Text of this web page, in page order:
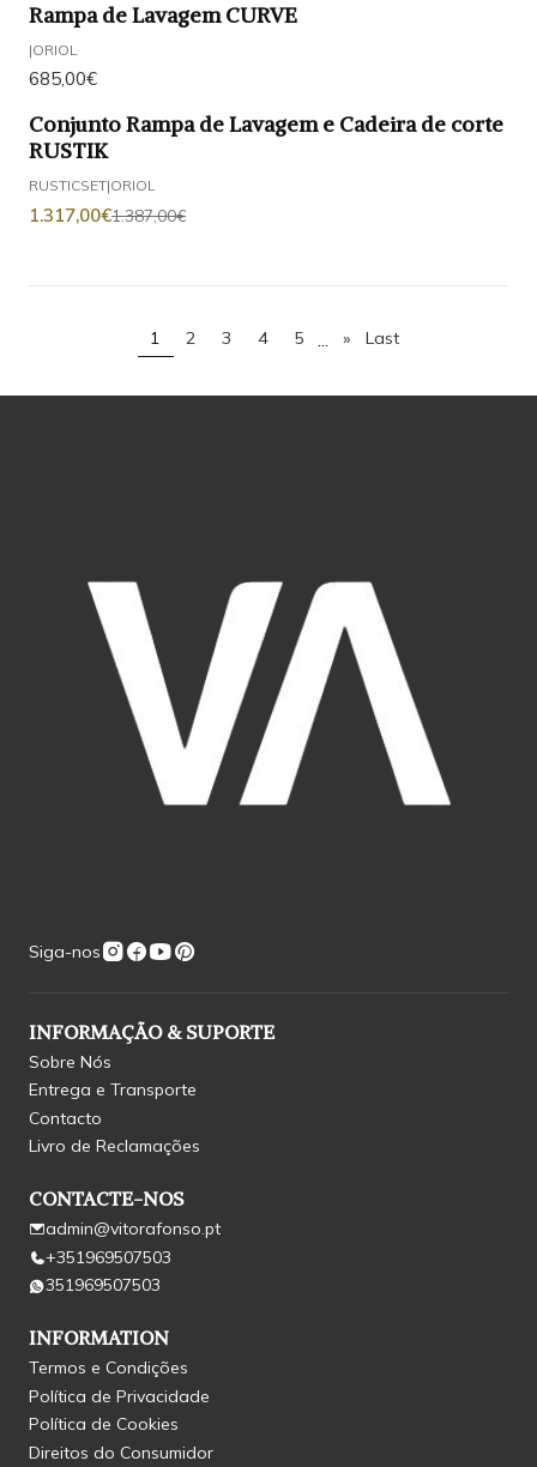
Rampa de Lavagem CURVE
|ORIOL
685,00€
-5%DESCONTO
Conjunto Rampa de Lavagem e Cadeira de corte
RUSTIK
RUSTICSET|ORIOL
1.317,00€1.387,00€
1 2 3 4 5 » Last
Siga-nos
INFORMAÇÃO & SUPORTE
Sobre Nós
Entrega e Transporte
Contacto
Livro de Reclamações
CONTACTE-NOS
admin@vitorafonso.pt
+351969507503
351969507503
INFORMATION
Termos e Condições
Política de Privacidade
Política de Cookies
Direitos do Consumidor